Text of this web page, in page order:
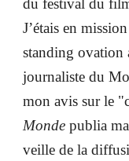
du festival du
J’étais en
standing ovation
journaliste du
mon avis sur le
Monde publia
veille de la